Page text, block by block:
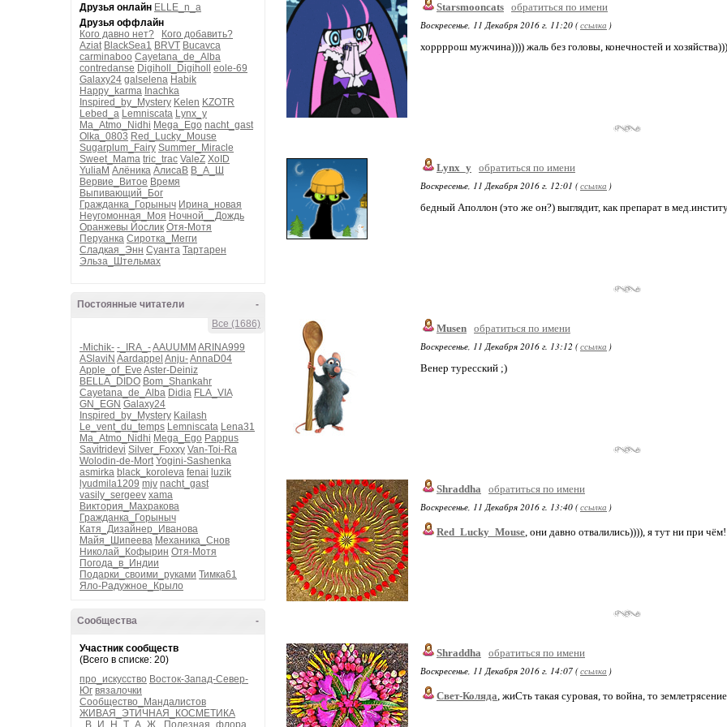
Друзья онлайн ELLE_n_a
Друзья оффлайн
Кого давно нет?
Кого добавить?
Aziat BlackSea1 BRVT Bucavca
carminaboo Cayetana_de_Alba
contredanse Digiholl_Digiholl
eole-69
Galaxy24 galselena Habik
Happy_karma Inachka
Inspired_by_Mystery Kelen KZOTR
Lebed_a Lemniscata Lynx_y
Ma_Atmo_Nidhi Mega_Ego nacht_gast
Olka_0803 Red_Lucky_Mouse
Sugarplum_Fairy Summer_Miracle
Sweet_Mama tric_trac ValeZ XoID
YuliaM Алёника АлисаВ В_А_Ш
Вервие_Витое Время
Выпивающий_Бог
Гражданка_Горыныч Ирина_новая
Неугомонная_Моя Ночной__Дождь
Оранжевы Йослик Отя-Мотя
Перуанка Сиротка_Мегги
Сладкая_Энн Суанта Тартарен
Эльза_Штельмах
-
Постоянные читатели
Все (1686)
-Michik- -_IRA_-AAUUMM ARINA999
ASlaviN Aardappel Anju-AnnaD04
Apple_of_Eve Aster-Deiniz
BELLA_DIDO Bom_Shankahr
Cayetana_de_Alba Didia FLA_VIA
GN_EGN Galaxy24
Inspired_by_Mystery Kailash
Le_vent_du_temps Lemniscata Lena31
Ma_Atmo_Nidhi Mega_Ego Pappus
Savitridevi Silver_Foxxy Van-Toi-Ra
Wolodin-de-Mort Yogini-Sashenka
asmirka black_koroleva fenai luzik
lyudmila1209 mjv nacht_gast
vasily_sergeev xama
Виктория_Махракова
Гражданка_Горыныч
Катя_Дизайнер_Иванова
Майя_Шипеева Механика_Снов
Николай_Кофырин Отя-Мотя
Погода_в_Индии
Подарки_своими_руками Тимка61
Яло-Радужное_Крыло
-
Сообщества
Участник сообществ
(Всего в списке: 20)
про_искусство Восток-Запад-Север-
Юг вязалочки
Сообщество_Мандалистов
ЖИВАЯ_ЭТИЧНАЯ_КОСМЕТИКА
_В_И_Н_Т_А_Ж_
Полезная_флора
Starsmooncats обратиться по имени
Воскресенье, 11 Декабря 2016 г. 11:20 (ссылка )
хоррррош мужчина)))) жаль без головы, конечностей и
Lynx_y обратиться по имени
Воскресенье, 11 Декабря 2016 г. 12:01 (ссылка )
бедный Аполлон (это же он?) выглядит, как препарат в
Musen обратиться по имени
Воскресенье, 11 Декабря 2016 г. 13:12 (ссылка )
Венер туресский ;)
Shraddha
обратиться по имени
Воскресенье, 11 Декабря 2016 г. 13:40 (ссылка )
Red_Lucky_Mouse, они давно отвалились)))), я тут ни при чём!
Shraddha
обратиться по имени
Воскресенье, 11 Декабря 2016 г. 14:07 (ссылка )
Свет-Коляда, жиСть такая суровая, то война, то